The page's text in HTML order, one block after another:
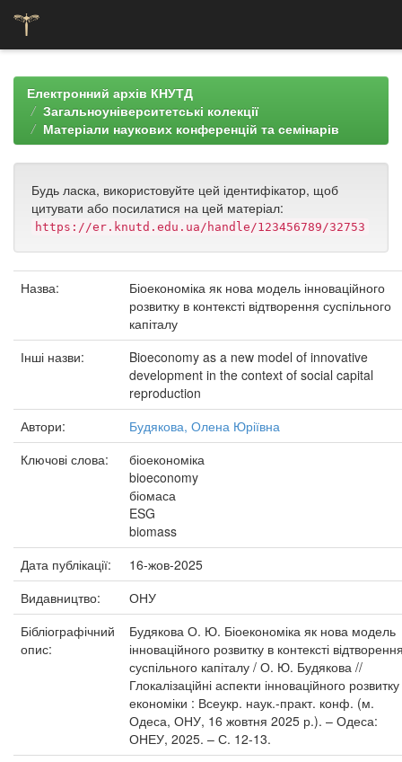
navigationЕлектронний архів КНУТД
Загальноуніверситетські колекції
Матеріали наукових конференцій та семінарів
Будь ласка, використовуйте цей ідентифікатор, щоб
цитувати або посилатися на цей матеріал:
https://er.knutd.edu.ua/handle/123456789/32753
Назва:
Біоекономіка як нова модель інноваційного
розвитку в контексті відтворення суспільного
капіталу
Інші назви:
Bioeconomy as a new model of innovative
development in the context of social capital
reproduction
Автори:
Будякова, Олена Юріївна
Ключові слова:
біоекономіка
bioeconomy
біомаса
ESG
biomass
Дата публікації:
16-жов-2025
Видавництво:
ОНУ
Бібліографічний
опис:
Будякова О. Ю. Біоекономіка як нова модель
інноваційного розвитку в контексті
суспільного капіталу / О. Ю. Будякова //
Глокалізаційні аспекти інноваційного розвитку
економіки : Всеукр. наук.-практ. конф. (м.
Одеса, ОНУ, 16 жовтня 2025 р.). – Одеса:
ОНЕУ, 2025. – С. 12-13.